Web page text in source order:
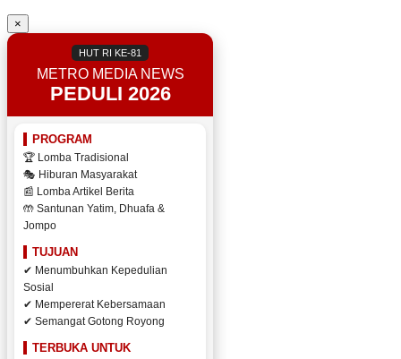
×
HUT RI KE-81
METRO MEDIA NEWS
PEDULI 2026
PROGRAM
🏆 Lomba Tradisional
🎭 Hiburan Masyarakat
📰 Lomba Artikel Berita
🤲 Santunan Yatim, Dhuafa &
Jompo
TUJUAN
✔ Menumbuhkan Kepedulian
Sosial
✔ Mempererat Kebersamaan
✔ Semangat Gotong Royong
TERBUKA UNTUK